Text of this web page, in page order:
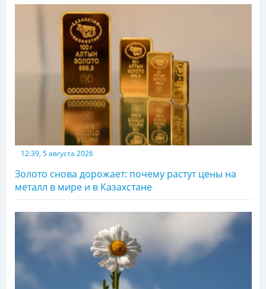
12:39, 5 августа 2026
Золото снова дорожает: почему растут цены на
металл в мире и в Казахстане